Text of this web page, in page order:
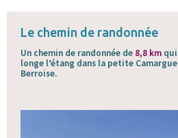
Le chemin de randonnée
Un chemin de randonnée de 8,8 km qui
longe l’étang dans la petite Camargue
Berroise.